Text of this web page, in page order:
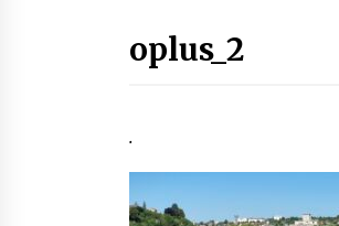
oplus_2
.